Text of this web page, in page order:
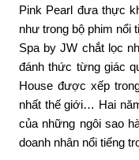
Pink Pearl đưa thực
như trong bộ phim nổi
Spa by JW chắt lọc
đánh thức từng giác
House được xếp
nhất thế giới… Hai
của những ngôi sao
doanh nhân nổi tiếng